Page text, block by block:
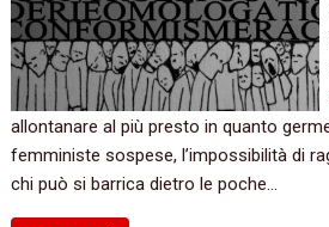
allontanare al più presto in quanto
femministe sospese, l’impossibilità di
chi può si barrica dietro le poche…